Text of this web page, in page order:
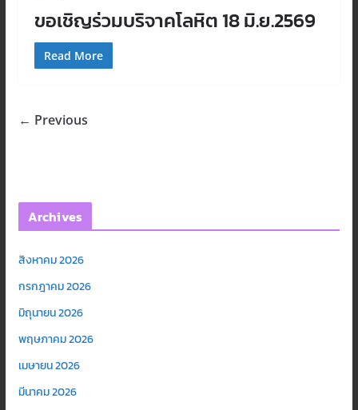
ขอเชิญร่วมบริจาคโลหิต 18 มิ.ย.2569
Read More
← Previous
Archives
สิงหาคม 2026
กรกฎาคม 2026
มิถุนายน 2026
พฤษภาคม 2026
เมษายน 2026
มีนาคม 2026